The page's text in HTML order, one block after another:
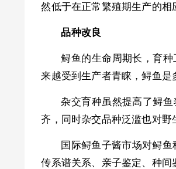
然低于在正常繁殖期生产的相
品种改良
鲟鱼的生命周期长，育
来越受到生产者青睐，鲟鱼是
杂交育种虽然提高了鲟
齐，同时杂交品种泛滥也对野
国际鲟鱼子酱市场对鲟
传系谱关系、亲子鉴定、种间